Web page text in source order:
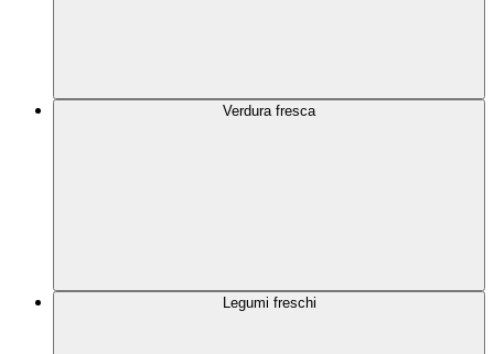
Verdura fresca
Legumi freschi